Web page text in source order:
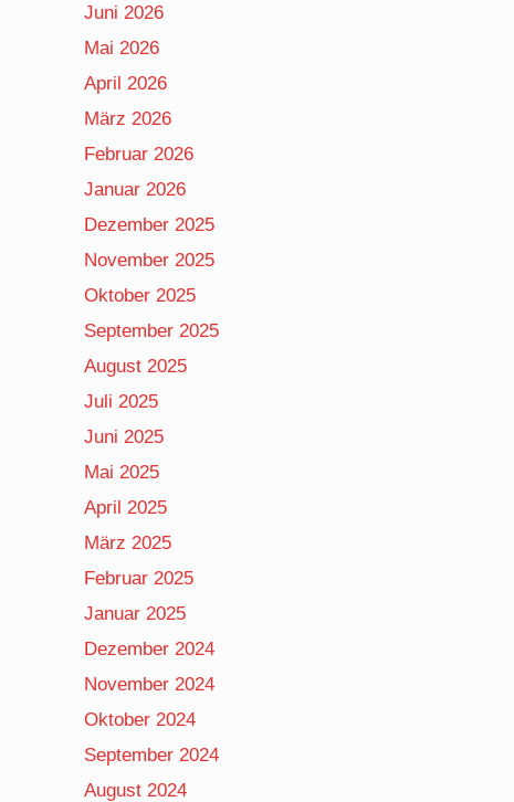
Juni 2026
Mai 2026
April 2026
März 2026
Februar 2026
Januar 2026
Dezember 2025
November 2025
Oktober 2025
September 2025
August 2025
Juli 2025
Juni 2025
Mai 2025
April 2025
März 2025
Februar 2025
Januar 2025
Dezember 2024
November 2024
Oktober 2024
September 2024
August 2024